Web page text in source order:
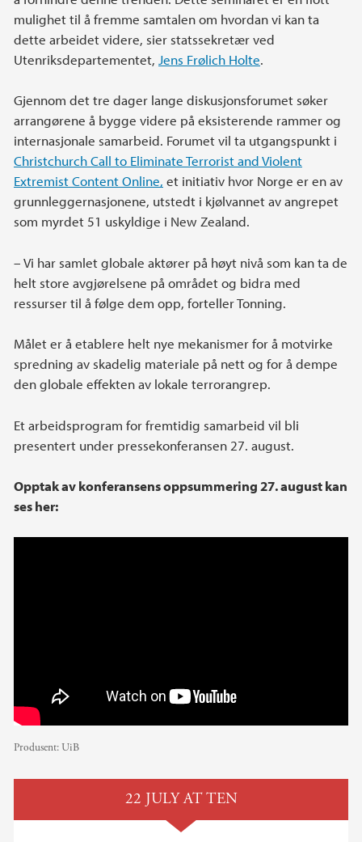
mulighet til å fremme samtalen om hvordan vi kan ta
dette arbeidet videre, sier statssekretær ved
Utenriksdepartementet, Jens Frølich Holte.
Gjennom det tre dager lange diskusjonsforumet søker
arrangørene å bygge videre på eksisterende rammer og
internasjonale samarbeid. Forumet vil ta utgangspunkt i
Christchurch Call to Eliminate Terrorist and Violent
Extremist Content Online, et initiativ hvor Norge er en av
grunnleggernasjonene, utstedt i kjølvannet av angrepet
som myrdet 51 uskyldige i New Zealand.
– Vi har samlet globale aktører på høyt nivå som kan ta de
helt store avgjørelsene på området og bidra med
ressurser til å følge dem opp, forteller Tonning.
Målet er å etablere helt nye mekanismer for å motvirke
spredning av skadelig materiale på nett og for å dempe
den globale effekten av lokale terrorangrep.
Et arbeidsprogram for fremtidig samarbeid vil bli
presentert under pressekonferansen 27. august.
Opptak av konferansens oppsummering 27. august kan
ses her:
Produsent:UiB
22 JULY AT TEN